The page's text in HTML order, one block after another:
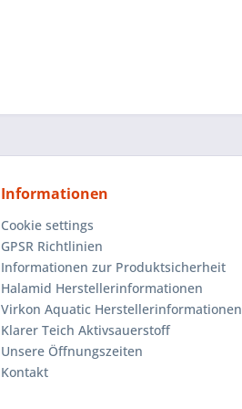
Informationen
Cookie settings
GPSR Richtlinien
Informationen zur Produktsicherheit
Halamid Herstellerinformationen
Virkon Aquatic Herstellerinformationen
Klarer Teich Aktivsauerstoff
Unsere Öffnungszeiten
Kontakt